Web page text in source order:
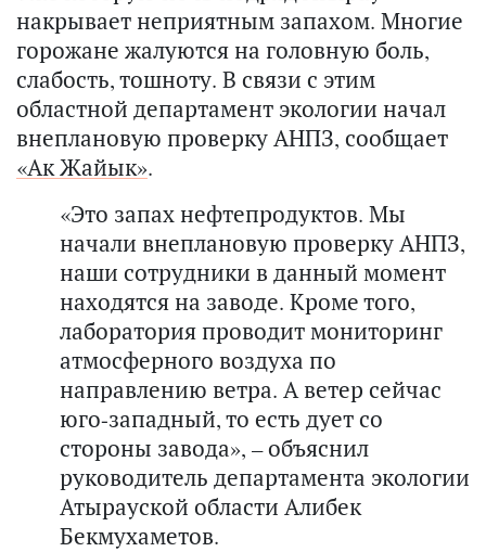
накрывает неприятным запахом. Многие
горожане жалуются на головную боль,
слабость, тошноту. В связи с этим
областной департамент экологии начал
внеплановую проверку АНПЗ, сообщает
«Ак Жайык».
«Это запах нефтепродуктов. Мы
начали внеплановую проверку АНПЗ,
наши сотрудники в данный момент
находятся на заводе. Кроме того,
лаборатория проводит мониторинг
атмосферного воздуха по
направлению ветра. А ветер сейчас
юго-западный, то есть дует со
стороны завода», – объяснил
руководитель департамента экологии
Атырауской области Алибек
Бекмухаметов.